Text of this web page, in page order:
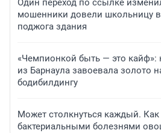
Один переход по ссылке
мошенники довели школьницу
поджога здания
«Чемпионкой быть — это кайф»:
из Барнаула завоевала золото
бодибилдингу
Может столкнуться каждый. Как
бактериальными болезнями